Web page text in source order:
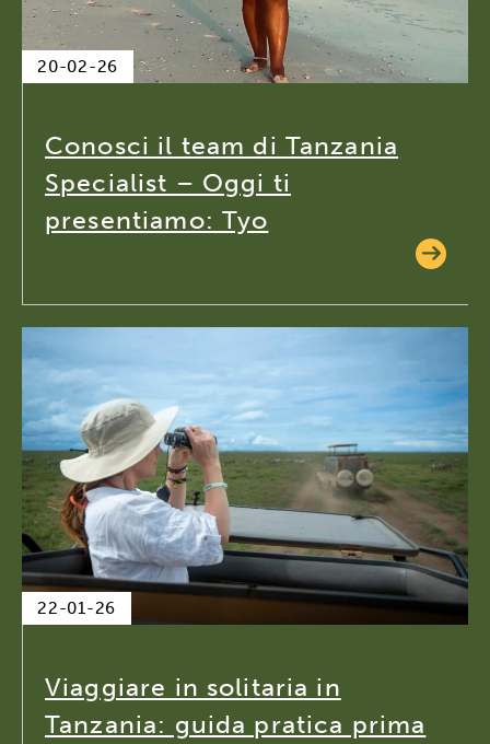
20-02-26
Conosci il team di Tanzania
Specialist – Oggi ti
presentiamo: Tyo
22-01-26
Viaggiare in solitaria in
Tanzania: guida pratica prima